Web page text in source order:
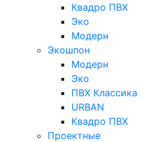
Квадро ПВХ
Эко
Модерн
Экошпон
Модерн
Эко
ПВХ Классика
URBAN
Квадро ПВХ
Проектные